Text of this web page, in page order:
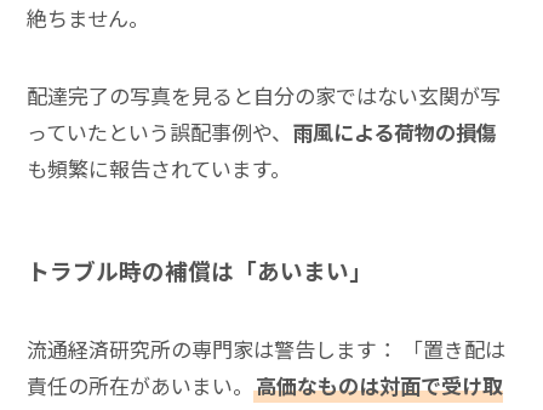
絶ちません。
配達完了の写真を見ると自分の家ではない玄関が写
っていたという誤配事例や、 雨風による荷物の損傷
も頻繁に報告されています。
トラブル時の補償は「あいまい」
流通経済研究所の専門家は警告します： 「置き配は
責任の所在があいまい。高価なものは対面で受け取